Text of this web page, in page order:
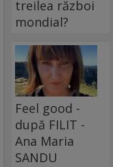
treilea război
mondial?
Feel good -
după FILIT -
Ana Maria
SANDU